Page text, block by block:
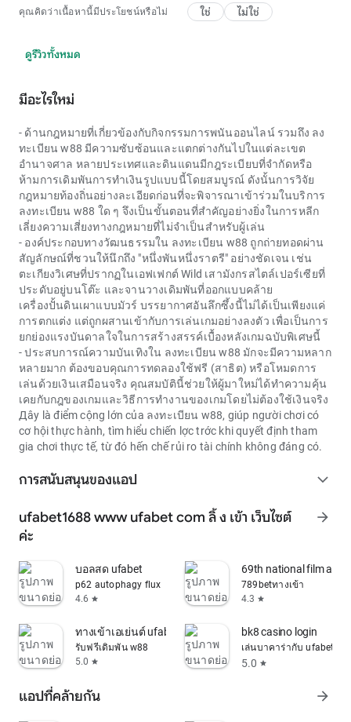
คุณคิดว่าเนื้อหานี้มีประโยชน์หรือไม่ ใช่ ไม่ใช่
ดูรีวิวทั้งหมด
มีอะไรใหม่
- ด้านกฎหมายที่เกี่ยวข้องกับกิจกรรมการพนันออนไลน์ รวมถึง ลง
ทะเบียน w88 มีความซับซ้อนและแตกต่างกันไปในแต่ละเขต
อำนาจศาล หลายประเทศและดินแดนมีกฎระเบียบที่จำกัดหรือ
ห้ามการเดิมพันการทำเงินรูปแบบนี้โดยสมบูรณ์ ดังนั้นการวิจัย
กฎหมายท้องถิ่นอย่างละเอียดก่อนที่จะพิจารณาเข้าร่วมในบริการ
ลงทะเบียน w88 ใด ๆ จึงเป็นขั้นตอนที่สำคัญอย่างยิ่งในการหลีก
เลี่ยงความเสี่ยงทางกฎหมายที่ไม่จำเป็นสำหรับผู้เล่น
- องค์ประกอบทางวัฒนธรรมใน ลงทะเบียน w88 ถูกถ่ายทอดผ่าน
สัญลักษณ์ที่ชวนให้นึกถึง "หนึ่งพันหนึ่งราตรี" อย่างชัดเจน เช่น
ตะเกียงวิเศษที่ปรากฏในเอฟเฟกต์ Wild เสามังกรสไตล์เปอร์เซียที่
ประดับอยู่บนโต๊ะ และจานวางเดิมพันที่ออกแบบคล้าย
เครื่องปั้นดินเผาแบบมัวร์ บรรยากาศอันลึกซึ้งนี้ไม่ได้เป็นเพียงแค่
การตกแต่ง แต่ถูกผสานเข้ากับการเล่นเกมอย่างลงตัว เพื่อเป็นการ
ยกย่องแรงบันดาลใจในการสร้างสรรค์เบื้องหลังเกมฉบับพิเศษนี้
- ประสบการณ์ความบันเทิงใน ลงทะเบียน w88 มักจะมีความหลาก
หลายมาก ต้องขอบคุณการทดลองใช้ฟรี (สาธิต) หรือโหมดการ
เล่นด้วยเงินเสมือนจริง คุณสมบัตินี้ช่วยให้ผู้มาใหม่ได้ทำความคุ้น
เคยกับกฎของเกมและวิธีการทำงานของเกมโดยไม่ต้องใช้เงินจริง
Дây là điểm cộng lớn của ลงทะเบียน w88, giúp người chơi có
cơ hội thực hành, tìm hiểu chiến lợc trớc khi quyết định tham
gia chơi thực tế, từ đó hến chế rủi ro tài chính không đáng có.
การสนับสนุนของแอป expand_more
ufabet1688 www ufabet com ลิ้ ง เข้า เว็บไซต์
ค่ะ
arrow_forward
บอลสด ufabet
p62 autophagy flux
4.6 star
69th national film
789betทางเข้า
4.3 star
ทางเข้าเอเย่นต์ ufabet
รับฟรีเดิมพัน w88
5.0 star
bk8 casino login
เล่นบาคาร่ากับ ufabet
5.0 star
แอปที่คล้ายกัน arrow_forward